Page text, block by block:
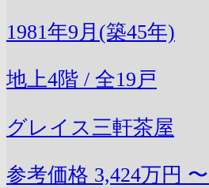
1981年9月(築45年)
地上4階 / 全19戸
グレイス三軒茶屋
参考価格 3,424万円